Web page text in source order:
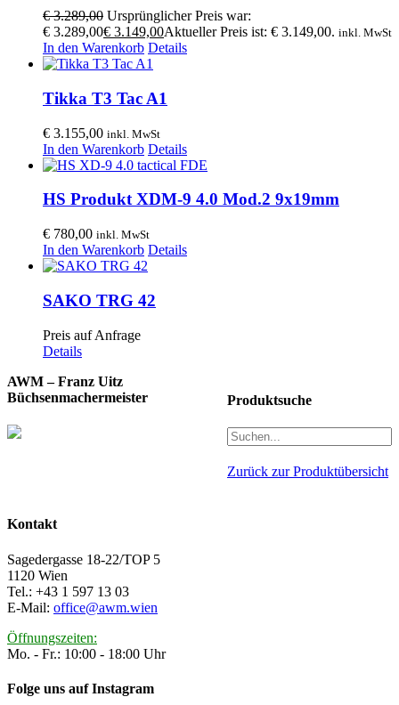
€3.289,00 Ursprünglicher Preis war:
€ 3.289,00€ 3.149,00Aktueller Preis ist: € 3.149,00. inkl. MwSt
In den Warenkorb Details
Tikka T3 Tac A1
€ 3.155,00 inkl. MwSt
In den Warenkorb Details
HS Produkt XDM-9 4.0 Mod.2 9x19mm
€ 780,00 inkl. MwSt
In den Warenkorb Details
SAKO TRG 42
Preis auf Anfrage
Details
Produktsuche
Zurück zur Produktübersicht
AWM – Franz Uitz
Büchsenmachermeister
Kontakt
Sagedergasse 18-22/TOP 5
1120 Wien
Tel.: +43 1 597 13 03
E-Mail: office@awm.wien
Öffnungszeiten:
Mo. - Fr.: 10:00 - 18:00 Uhr
Folge uns auf Instagram